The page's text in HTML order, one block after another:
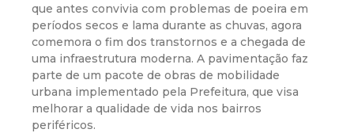
que antes convivia com problemas de poeira em
períodos secos e lama durante as chuvas, agora
comemora o fim dos transtornos e a chegada de
uma infraestrutura moderna. A pavimentação faz
parte de um pacote de obras de mobilidade
urbana implementado pela Prefeitura, que visa
melhorar a qualidade de vida nos bairros
periféricos.